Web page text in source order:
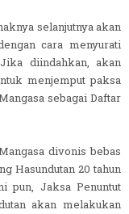
selanjutnya akan
cara menyurati
diindahkan, akan
menjemput paksa
sebagai Daftar
divonis bebas
Hasundutan 20 tahun
pun, Jaksa Penuntut
akan melakukan